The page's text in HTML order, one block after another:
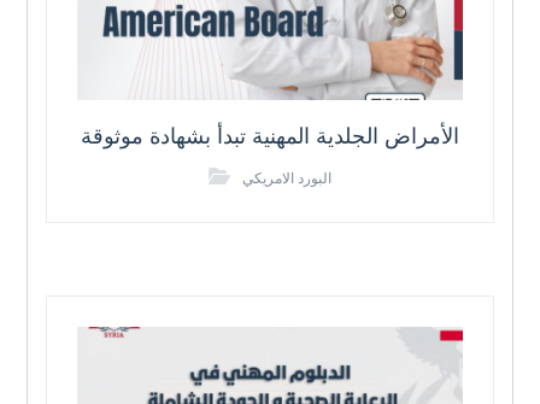
الأمراض الجلدية المهنية تبدأ بشهادة موثوقة
البورد الامريكي